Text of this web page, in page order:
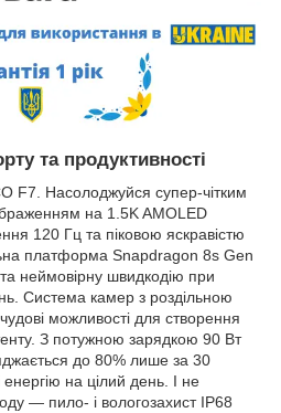
та продуктивності
F7. Насолоджуйся супер-чітким
на 1.5K AMOLED
120 Гц та піковою яскравістю
платформа Snapdragon 8s Gen
неймовірну швидкодію при
Система камер з роздільною
можливості для створення
З потужною зарядкою 90 Вт
до 80% лише за 30
на цілий день. І не
— пило- і вологозахист IP68